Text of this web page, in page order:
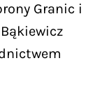
Granic i